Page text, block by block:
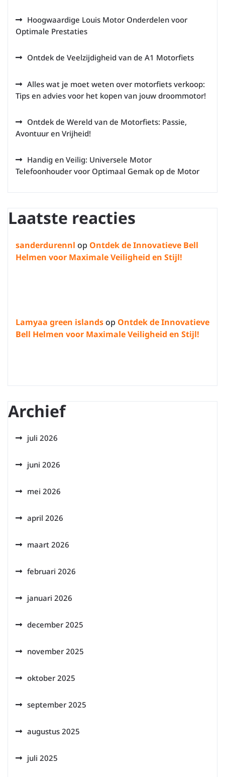
Hoogwaardige Louis Motor Onderdelen voor
Optimale Prestaties
Ontdek de Veelzijdigheid van de A1 Motorfiets
Alles wat je moet weten over motorfiets verkoop:
Tips en advies voor het kopen van jouw droommotor!
Ontdek de Wereld van de Motorfiets: Passie,
Avontuur en Vrijheid!
Handig en Veilig: Universele Motor
Telefoonhouder voor Optimaal Gemak op de Motor
Laatste reacties
sanderdurennl op Ontdek de Innovatieve Bell
Helmen voor Maximale Veiligheid en Stijl!
Lamyaa green islandsop Ontdek de Innovatieve
Bell Helmen voor Maximale Veiligheid en Stijl!
Archief
juli 2026
juni 2026
mei 2026
april 2026
maart 2026
februari 2026
januari 2026
december 2025
november 2025
oktober 2025
september 2025
augustus 2025
juli 2025